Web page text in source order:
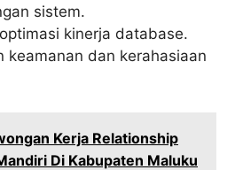
sistem.
kinerja database.
keamanan dan kerahasiaan
Kerja Relationship
Di Kabupaten Maluku